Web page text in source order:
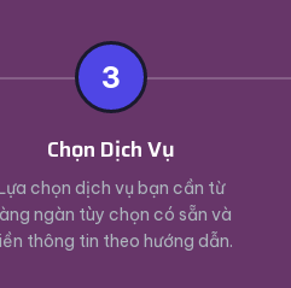
3
Chọn Dịch Vụ
chọn dịch vụ bạn cần từ
ngàn tùy chọn có sẵn và
thông tin theo hướng dẫn.